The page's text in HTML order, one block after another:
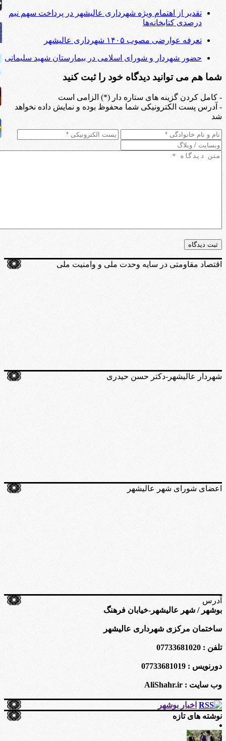
تقدیر از اهتمام ویژه شهرداری عالیشهر در پرداخت سهم نیم
درصدی کتابخانه‌ها
تعرفه عوارضی مصوب ۱۴۰۵ شهرداری عالیشهر
حضور شهردار و شورای اسلامی در بیمارستان شهید سلیمانی
شما هم می توانید دیدگاه خود را ثبت کنید
- کامل کردن گزینه های ستاره دار (*) الزامی است
- آدرس پست الکترونیکی شما محفوظ بوده و نمایش داده نخواهد
شد
اقتصاد مقاومتی در سایه وحدت ملی و وامنیت ملی
شهردار عالیشهر-دکتر حسن حیدری
اعضای شورای شهر عالیشهر
آدرس
بوشهر / شهر عالیشهر-خیابان فرهنگ
ساختمان مرکزی شهرداری عالیشهر
تلفن : 07733681020
دورنویس : 07733681019
وب سایت : AliShahr.ir
اخبار بوشهر
نوشته های تازه